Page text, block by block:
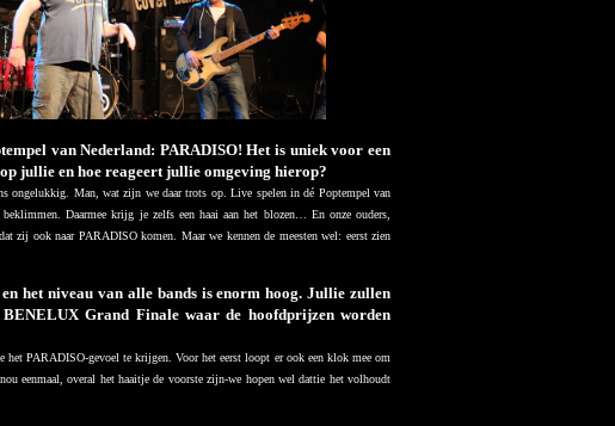
van Nederland: PARADISO! Het is uniek voor een
jullie en hoe reageert jullie omgeving hierop?
Man, wat zijn we daar trots op. Live spelen in dé Poptempel van
Daarmee krijg je zelfs een haai aan het blozen… En onze ouders,
zij ook naar PARADISO komen. Maar we kennen de meesten wel: eerst zien
het niveau van alle bands is enorm hoog. Jullie zullen
Grand Finale waar de hoofdprijzen worden
het PARADISO-gevoel te krijgen. Voor het eerst loopt er ook een klok mee om
eenmaal, overal het haaitje de voorste zijn-we hopen wel dattie het volhoudt